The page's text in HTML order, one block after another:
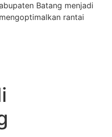
Batang menjadi
rantai